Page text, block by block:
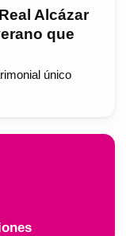
Alcázar
que
único